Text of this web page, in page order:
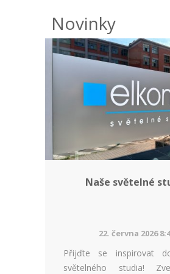
Novinky
Naše světelné
22. června 2026
Přijďte se inspirovat
světelného studia!